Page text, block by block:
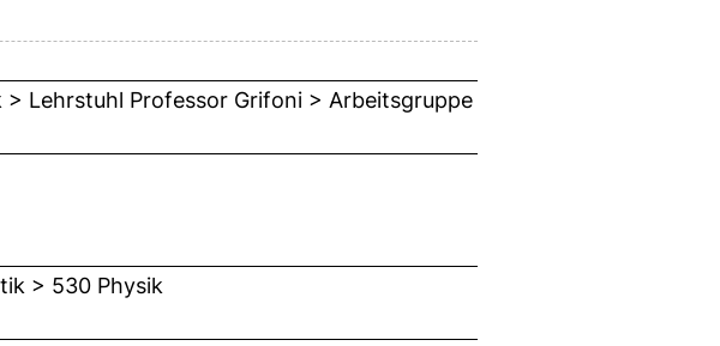
Lehrstuhl Professor Grifoni > Arbeitsgruppe
> 530 Physik